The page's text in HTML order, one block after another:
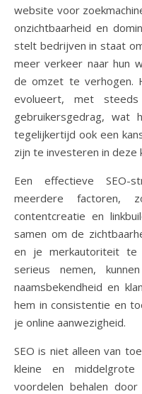
website voor
onzichtbaarheid en
stelt bedrijven in staat
meer verkeer naar hun
de omzet te verhogen.
evolueert, met
gebruikersgedrag, wat
tegelijkertijd ook een
zijn te investeren in deze
Een effectieve SEO-
meerdere factoren,
contentcreatie en
samen om de
en je merkautoriteit te
serieus nemen,
naamsbekendheid en
hem in consistentie en
je online aanwezigheid.
SEO is niet alleen van
kleine en middelgrote
voordelen behalen